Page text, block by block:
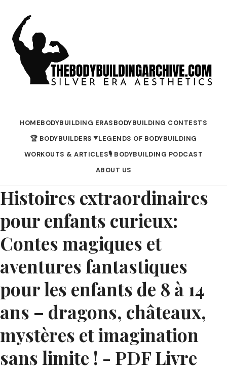
HOMEBODYBUILDING ERASBODYBUILDING CONTESTS
🏆 BODYBUILDERS ▼LEGENDS OF BODYBUILDING
WORKOUTS & ARTICLES🎙️ BODYBUILDING PODCAST
ABOUT US
Histoires extraordinaires
pour enfants curieux:
Contes magiques et
aventures fantastiques
pour les enfants de 8 à 14
ans – dragons, châteaux,
mystères et imagination
sans limite ! - PDF Livre